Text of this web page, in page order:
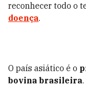
reconhecer todo o
doença.
O país asiático é o
bovina brasileira